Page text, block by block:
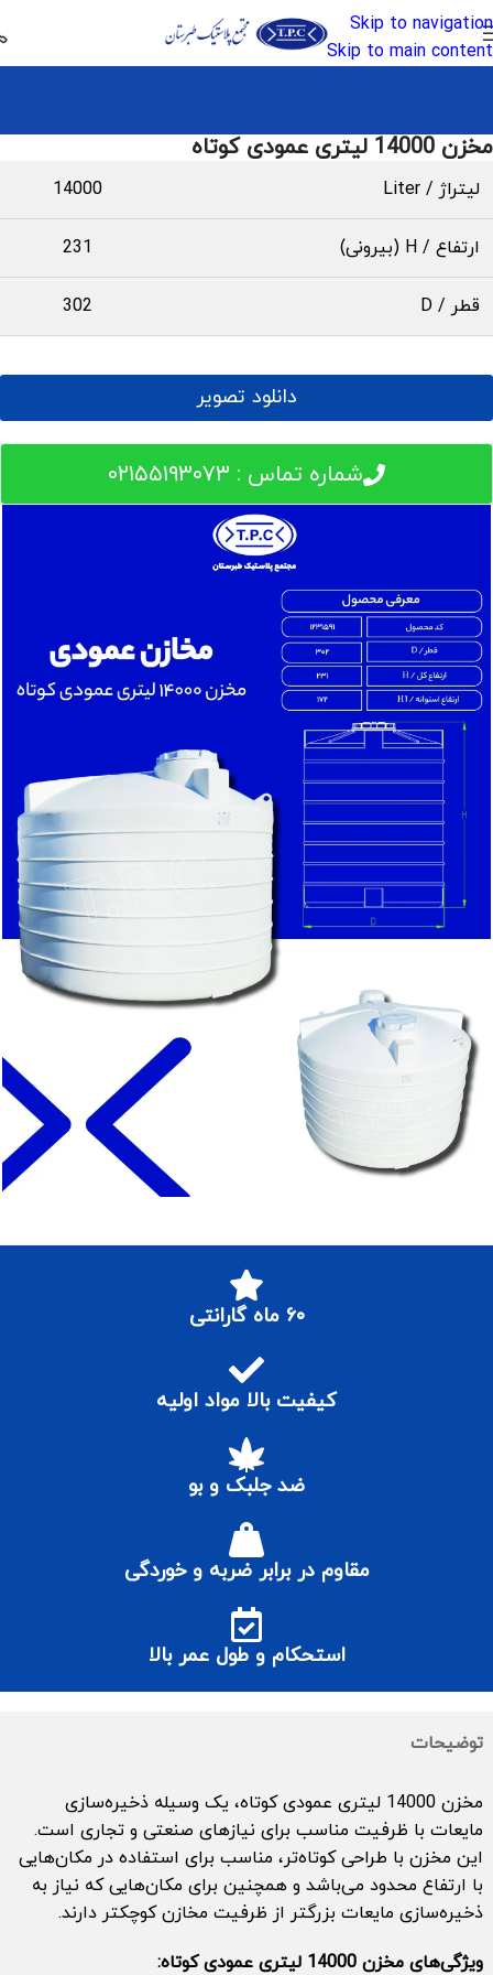
Skip to navigation
Skip to main content
مخزن 14000 لیتری عمودی کوتاه
لیتراژ / Liter 14000
ارتفاع / H (بیرونی) 231
قطر / D 302
دانلود تصویر
شماره تماس : ۰۲۱۵۵۱۹۳۰۷۳
۶۰ ماه گارانتی
کیفیت بالا مواد اولیه
ضد جلبک و بو
مقاوم در برابر ضربه و خوردگی
استحکام و طول عمر بالا
توضیحات
مخزن 14000 لیتری عمودی کوتاه، یک وسیله ذخیره‌سازی
مایعات با ظرفیت مناسب برای نیازهای صنعتی و تجاری است.
این مخزن با طراحی کوتاه‌تر، مناسب برای استفاده در مکان‌هایی
با ارتفاع محدود می‌باشد و همچنین برای مکان‌هایی که نیاز به
ذخیره‌سازی مایعات بزرگتر از ظرفیت مخازن کوچکتر دارند.
ویژگی‌های مخزن 14000 لیتری عمودی کوتاه: